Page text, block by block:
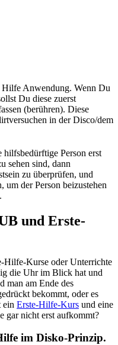
Anwendung. Wenn Du
Du diese zuerst
(berühren). Diese
in der Disco/dem
Person erst
sehen sind, dann
zu überprüfen, und
um der Person beizustehen
und Erste-
Hilfe-Kurse oder Unterrichte
die Uhr im Blick hat und
man am Ende des
bekommt, oder es
ein Erste-Hilfe-Kurs und eine
gar nicht erst aufkommt?
im Disko-Prinzip.